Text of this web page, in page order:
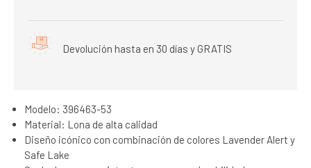
Devolución hasta en 30 días y GRATIS
Modelo: 396463-53
Material: Lona de alta calidad
Diseño icónico con combinación de colores Lavender Alert y
Safe Lake